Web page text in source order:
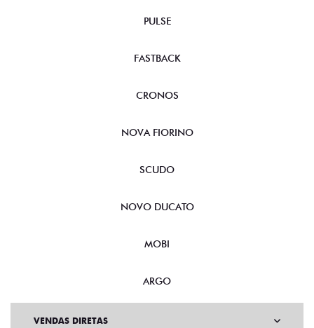
PULSE
FASTBACK
CRONOS
NOVA FIORINO
SCUDO
NOVO DUCATO
MOBI
ARGO
VENDAS DIRETAS